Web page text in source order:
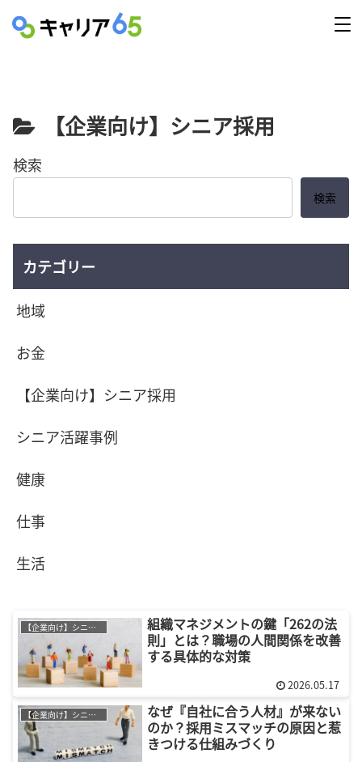
【企業向け】シニア採用
検索
検索
カテゴリー
地域
お金
【企業向け】シニア採用
シニア活躍事例
健康
仕事
生活
【企業向け】シニア採用
組織マネジメントの鍵「262の法
則」とは？職場の人間関係を改善
する具体的な対策
2026.05.17
【企業向け】シニア採用
なぜ『自社に合う人材』が来ない
のか？採用ミスマッチの原因と惹
きつける仕組みづくり